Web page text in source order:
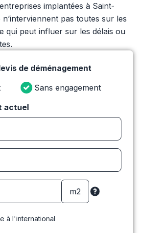
implantées à Saint-
pas toutes sur les
qui peut influer sur les délais ou
de déménagement
Sans engagement
actuel
à l'international